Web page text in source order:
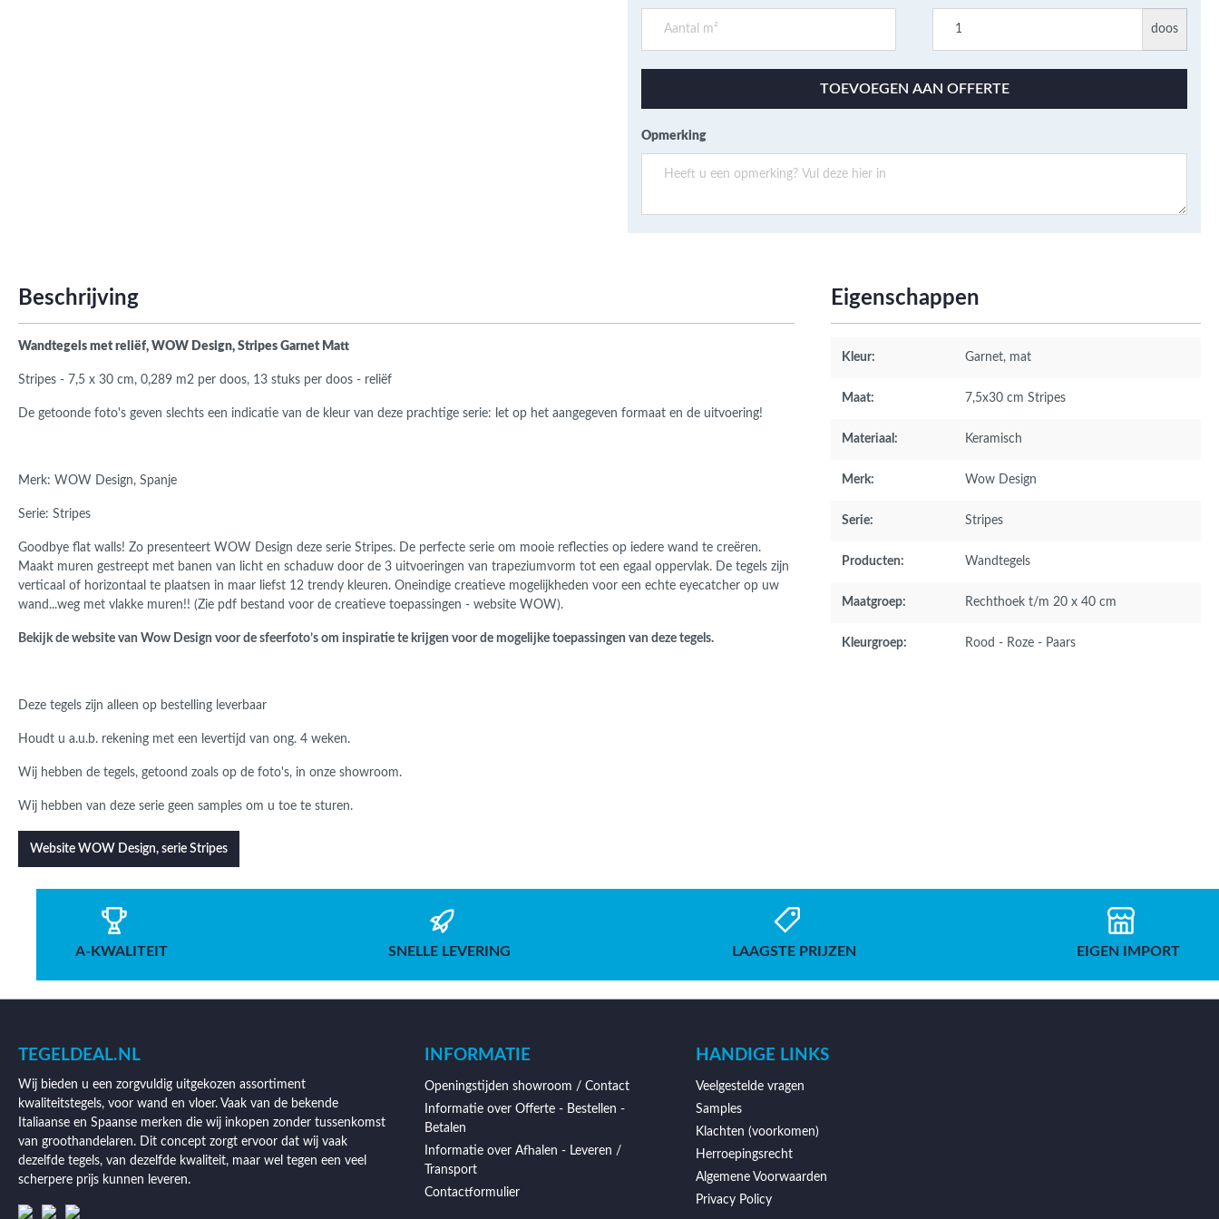
doos
TOEVOEGEN AAN OFFERTE
Opmerking
Beschrijving
Wandtegels met reliëf, WOW Design, Stripes Garnet Matt
Stripes - 7,5 x 30 cm, 0,289 m2 per doos, 13 stuks per doos - reliëf
De getoonde foto's geven slechts een indicatie van de kleur van deze prachtige serie: let op het aangegeven formaat en de uitvoering!
Merk: WOW Design, Spanje
Serie: Stripes
Goodbye flat walls! Zo presenteert WOW Design deze serie Stripes. De perfecte serie om mooie reflecties op iedere wand te creëren.
Maakt muren gestreept met banen van licht en schaduw door de 3 uitvoeringen van trapeziumvorm tot een egaal oppervlak. De tegels zijn
verticaal of horizontaal te plaatsen in maar liefst 12 trendy kleuren. Oneindige creatieve mogelijkheden voor een echte eyecatcher op uw
wand...weg met vlakke muren!! (Zie pdf bestand voor de creatieve toepassingen - website WOW).
Bekijk de website van Wow Design voor de sfeerfoto’s om inspiratie te krijgen voor de mogelijke toepassingen van deze tegels.
Deze tegels zijn alleen op bestelling leverbaar
Houdt u a.u.b. rekening met een levertijd van ong. 4 weken.
Wij hebben de tegels, getoond zoals op de foto's, in onze showroom.
Wij hebben van deze serie geen samples om u toe te sturen.
Website WOW Design, serie Stripes
Eigenschappen
Kleur: Garnet, mat
Maat: 7,5x30 cm Stripes
Materiaal: Keramisch
Merk: Wow Design
Serie: Stripes
Producten: Wandtegels
Maatgroep: Rechthoek t/m 20 x 40 cm
Kleurgroep: Rood - Roze - Paars
A-KWALITEIT SNELLE LEVERING LAAGSTE PRIJZEN EIGEN IMPORT
TEGELDEAL.NL
Wij bieden u een zorgvuldig uitgekozen assortiment
kwaliteitstegels, voor wand en vloer. Vaak van de bekende
Italiaanse en Spaanse merken die wij inkopen zonder tussenkomst
van groothandelaren. Dit concept zorgt ervoor dat wij vaak
dezelfde tegels, van dezelfde kwaliteit, maar wel tegen een veel
scherpere prijs kunnen leveren.
INFORMATIE
Openingstijden showroom / Contact
Informatie over Offerte - Bestellen -
Betalen
Informatie over Afhalen - Leveren /
Transport
Contactformulier
HANDIGE LINKS
Veelgestelde vragen
Samples
Klachten (voorkomen)
Herroepingsrecht
Algemene Voorwaarden
Privacy Policy